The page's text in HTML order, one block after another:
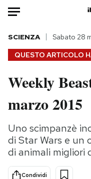
HOME
Italia
Politica
Tecnologia
Internet
Scienza
Cultura
QUESTO ARTICOLO
SCIENZA Sabato 28
Weekly
marzo 2015
Uno scimpanzè
di Star Wars e un
di animali migliori
Condividi